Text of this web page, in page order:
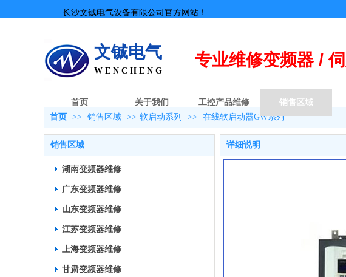
专业维修变频器 / 伺
长沙文铖电气设备有限公司官方网站！
文铖电气
W E N C H E N G
首页 关于我们 工控产品维修 销售区域
首页 >> 销售区域 >> 软启动系列 >> 在线软启动器GW系列
销售区域
湖南变频器维修
广东变频器维修
山东变频器维修
江苏变频器维修
上海变频器维修
甘肃变频器维修
详细说明